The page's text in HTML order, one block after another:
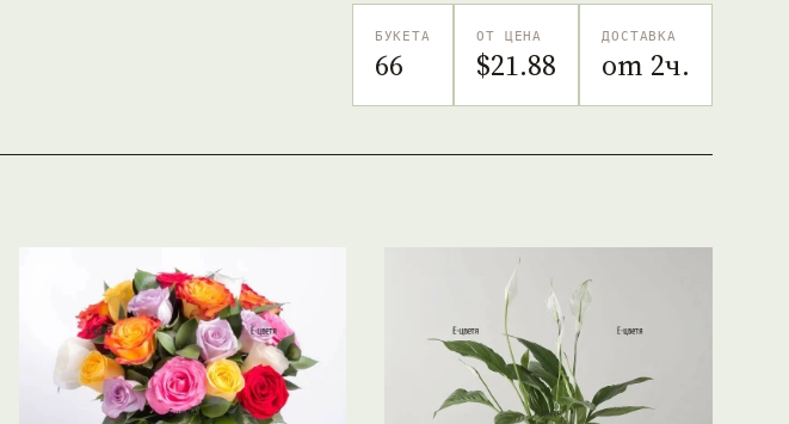
БУКЕТА
66
ОТ ЦЕНА
$21.88
ДОСТАВКА
от 2ч.